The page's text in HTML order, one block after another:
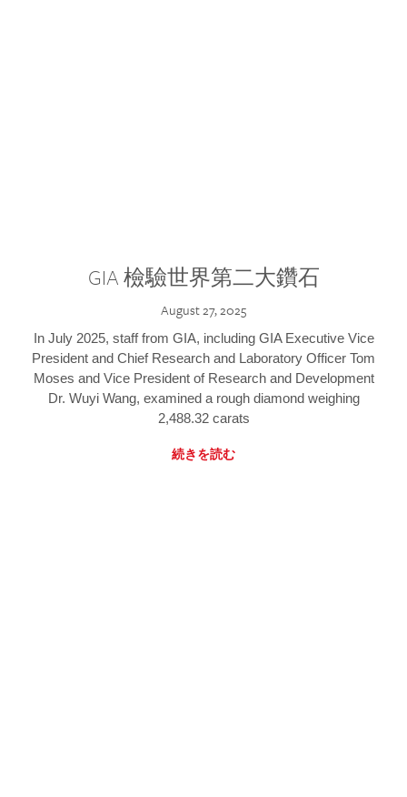
GIA 檢驗世界第二大鑽石
August 27, 2025
In July 2025, staff from GIA, including GIA Executive Vice
President and Chief Research and Laboratory Officer Tom
Moses and Vice President of Research and Development
Dr. Wuyi Wang, examined a rough diamond weighing
2,488.32 carats
続きを読む